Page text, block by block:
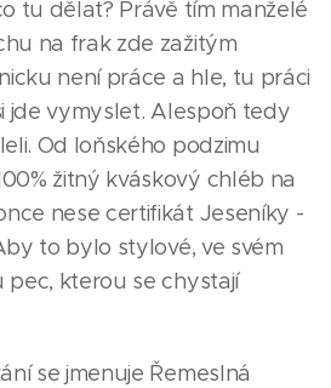
tu dělat? Právě tím manželé
na frak zde zažitým
není práce a hle, tu práci
jde vymyslet. Alespoň tedy
Od loňského podzimu
žitný kváskový chléb na
nese certifikát Jeseníky -
to bylo stylové, ve svém
pec, kterou se chystají
se jmenuje Řemeslná